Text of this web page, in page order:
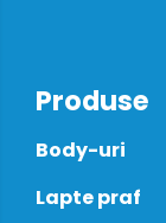
Produse
Body-uri
Lapte praf